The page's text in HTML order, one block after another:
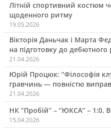
Літній спортивний костюм
щоденного ритму
19.05.2026
Вікторія Даньчак і Марта
на підготовку до дебютного
21.04.2026
Юрій Процюк: “Філософія
гравчинь — повністю
21.04.2026
НК “Пробій” – “ЮКСА” – 1:0.
15.04.2026